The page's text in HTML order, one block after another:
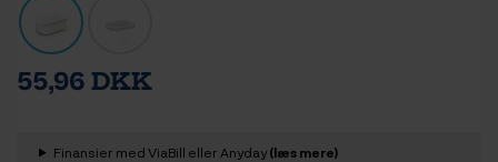
55,96 DKK
Finansier med ViaBill eller Anyday(læs mere)